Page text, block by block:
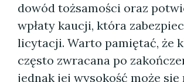
dowód tożsamości oraz
wpłaty kaucji, która
licytacji. Warto pamiętać, że
często zwracana po
jednak jej wysokość może